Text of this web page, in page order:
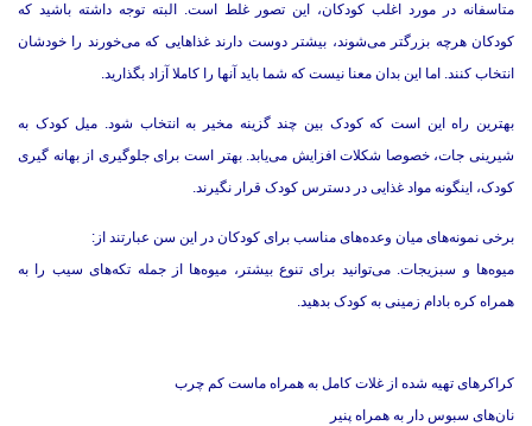
متاسفانه در مورد اغلب کودکان، این تصور غلط است. البته توجه داشته باشید که
کودکان هرچه بزرگتر می‌شوند، بیشتر دوست دارند غذاهایی که می‌خورند را خودشان
انتخاب کنند. اما این بدان معنا نیست که شما باید آنها را کاملا آزاد بگذارید.
بهترین راه این است که کودک بین چند گزینه مخیر به انتخاب شود. میل کودک به
شیرینی جات، خصوصا شکلات افزایش می‌یابد. بهتر است برای جلوگیری از بهانه گیری
کودک، اینگونه مواد غذایی در دسترس کودک قرار نگیرند.
برخی نمونه‌های میان وعده‌های مناسب برای کودکان در این سن عبارتند از:
میوه‌ها و سبزیجات. می‌توانید برای تنوع بیشتر، میوه‌ها از جمله تکه‌های سیب را به
همراه کره بادام زمینی به کودک بدهید.
کراکرهای تهیه شده از غلات کامل به همراه ماست کم چرب
نان‌های سبوس دار به همراه پنیر